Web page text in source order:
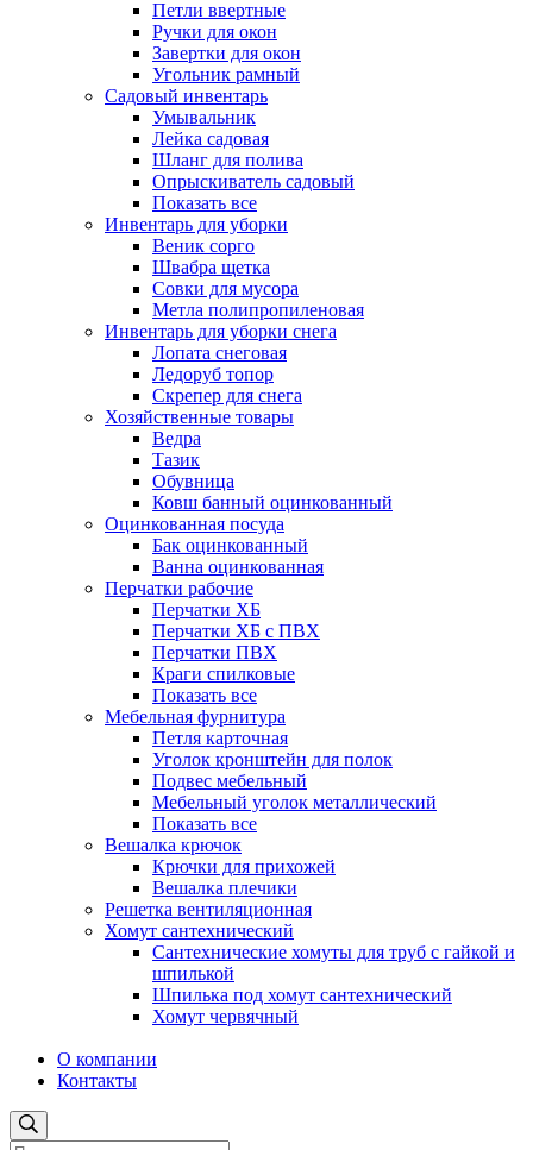
Петли ввертные
Ручки для окон
Завертки для окон
Угольник рамный
Садовый инвентарь
Умывальник
Лейка садовая
Шланг для полива
Опрыскиватель садовый
Показать все
Инвентарь для уборки
Веник сорго
Швабра щетка
Совки для мусора
Метла полипропиленовая
Инвентарь для уборки снега
Лопата снеговая
Ледоруб топор
Скрепер для снега
Хозяйственные товары
Ведра
Тазик
Обувница
Ковш банный оцинкованный
Оцинкованная посуда
Бак оцинкованный
Ванна оцинкованная
Перчатки рабочие
Перчатки ХБ
Перчатки ХБ с ПВХ
Перчатки ПВХ
Краги спилковые
Показать все
Мебельная фурнитура
Петля карточная
Уголок кронштейн для полок
Подвес мебельный
Мебельный уголок металлический
Показать все
Вешалка крючок
Крючки для прихожей
Вешалка плечики
Решетка вентиляционная
Хомут сантехнический
Сантехнические хомуты для труб с гайкой и
шпилькой
Шпилька под хомут сантехнический
Хомут червячный
О компании
Контакты